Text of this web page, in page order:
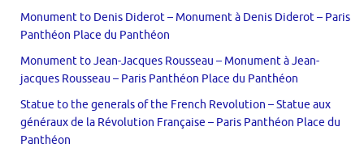
Monument to Denis Diderot – Monument à Denis Diderot – Paris
Panthéon Place du Panthéon
Monument to Jean-Jacques Rousseau – Monument à Jean-
jacques Rousseau – Paris Panthéon Place du Panthéon
Statue to the generals of the French Revolution – Statue aux
généraux de la Révolution Française – Paris Panthéon Place du
Panthéon